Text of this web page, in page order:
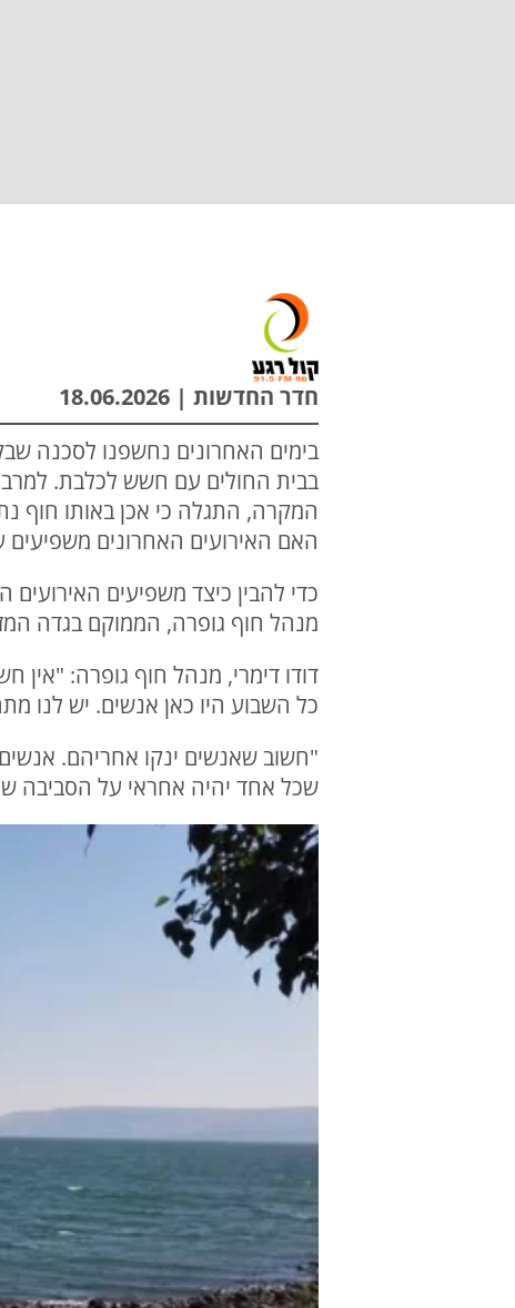
חדר החדשות | 18.06.2026
בימים האחרונים נחשפנו לסכנה
בבית החולים עם חשש לכלבת.
המקרה, התגלה כי אכן באותו חוף
האם האירועים האחרונים משפיעים
כדי להבין כיצד משפיעים
מנהל חוף גופרה, הממוקם בגדה
דודו דימרי, מנהל חוף גופרה: "אין
כל השבוע היו כאן אנשים. יש לנו
"חשוב שאנשים ינקו אחריהם.
שכל אחד יהיה אחראי על הסביבה